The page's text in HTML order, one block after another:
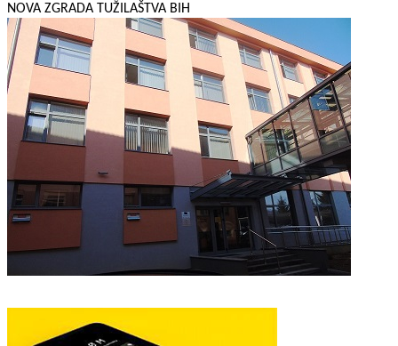
NOVA ZGRADA TUŽILAŠTVA BIH